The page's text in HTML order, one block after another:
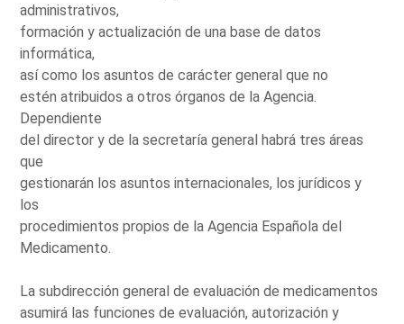
administrativos,
formación y actualización de una base de datos
informática,
así como los asuntos de carácter general que no
estén atribuidos a otros órganos de la Agencia.
Dependiente
del director y de la secretaría general habrá tres áreas
que
gestionarán los asuntos internacionales, los jurídicos y
los
procedimientos propios de la Agencia Española del
Medicamento.
La subdirección general de evaluación de medicamentos
asumirá las funciones de evaluación, autorización y